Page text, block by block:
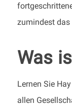
zumindest das
Was
Lernen Sie
allen